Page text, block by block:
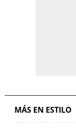
MÁS EN ESTILO